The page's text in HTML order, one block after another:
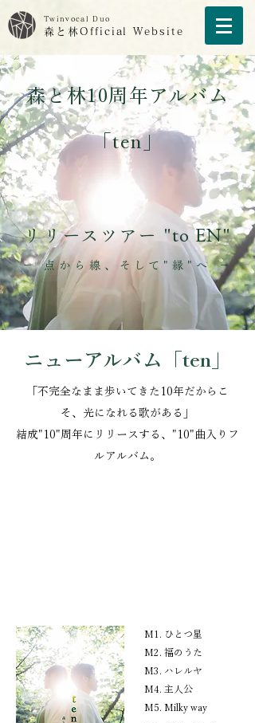
Twinvocal Duo
森と林Official Website
森と林10周年アルバム
「ten」
​リリースツアー "to EN"
− 点から線、そして"縁"へ −
ニューアルバム「ten」
「不完全なまま歩いてきた10年だからこ
そ、光になれる歌がある」
結成"10"周年にリリースする、"10"曲入りフ
ルアルバム。
M1. ひとつ星
M2. 福のうた
M3. ハレルヤ
M4. 主人公
M5. Milky way